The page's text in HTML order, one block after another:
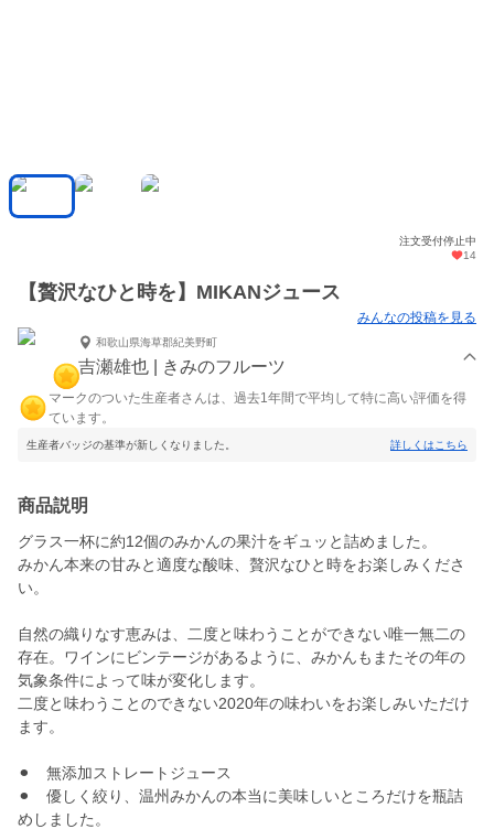
注文受付停止中
14
【贅沢なひと時を】MIKANジュース
みんなの投稿を見る
和歌山県海草郡紀美野町
吉瀬雄也 | きみのフルーツ
マークのついた生産者さんは、過去1年間で平均して特に高い評価を得
ています。
生産者バッジの基準が新しくなりました。 詳しくはこちら
商品説明
グラス一杯に約12個のみかんの果汁をギュッと詰めました。
みかん本来の甘みと適度な酸味、贅沢なひと時をお楽しみくださ
い。
自然の織りなす恵みは、二度と味わうことができない唯一無二の
存在。ワインにビンテージがあるように、みかんもまたその年の
気象条件によって味が変化します。
二度と味わうことのできない2020年の味わいをお楽しみいただけ
ます。
⚫︎ 無添加ストレートジュース
⚫︎ 優しく絞り、温州みかんの本当に美味しいところだけを瓶詰
めしました。